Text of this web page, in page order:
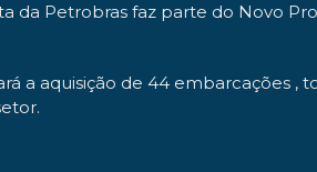
da Petrobras faz parte do Novo
a aquisição de 44 embarcações ,